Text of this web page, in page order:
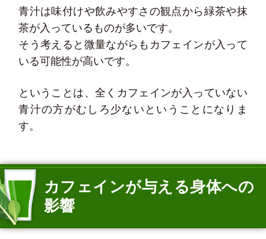
青汁は味付けや飲みやすさの観点から緑茶や抹
茶が入っているものが多いです。
そう考えると微量ながらもカフェインが入って
いる可能性が高いです。
ということは、全くカフェインが入っていない
青汁の方がむしろ少ないということになりま
す。
カフェインが与える身体への
影響